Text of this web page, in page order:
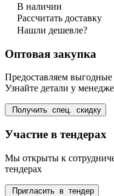
В наличии
Рассчитать доставку
Нашли дешевле?
Оптовая закупка
Предоставляем
Узнайте детали у
Получить спец. скидку
Участие в тендерах
Мы открыты к
тендерах
Пригласить в тендер